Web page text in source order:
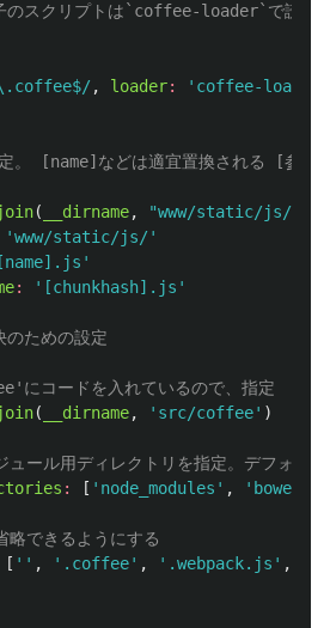
スクリプトは`coffee-loader`で読む
, loader:
'coffee-loader'
。 [name]などは適宜置換される
( __dirname, "www/static/js/"
'www/static/js/'
: '[chunkhash].js'
ための設定
コードを入れているので、指定
( __dirname, 'src/coffee' )
ュール用ディレクトリを指定。デフォ
: [ 'node_modules' ,
できるようにする
[ '' , '.coffee' , '.webpack.js' ,